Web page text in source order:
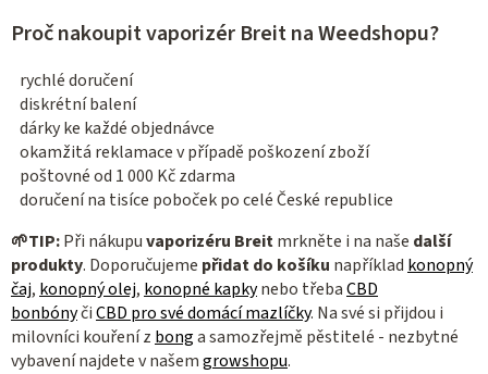
Proč nakoupit vaporizér Breit na Weedshopu?
rychlé doručení
diskrétní balení
dárky ke každé objednávce
okamžitá reklamace v případě poškození zboží
poštovné od 1 000 Kč zdarma
doručení na tisíce poboček po celé České republice
🌱TIP:Při nákupuvaporizéru Breitmrkněte i na naše další
produkty. Doporučujeme přidat do košíku například konopný
čaj, konopný olej, konopné kapkynebo třebaCBD
bonbónyčiCBD pro své domácí mazlíčky. Na své si přijdou i
milovníci kouření z bonga samozřejmě pěstitelé - nezbytné
vybavení najdete v našemgrowshopu.